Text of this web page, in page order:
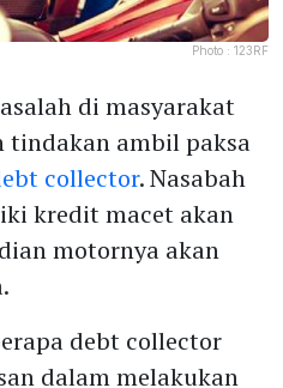
Photo : 123RF
di masyarakat
tindakan ambil paksa
collector. Nasabah
kredit macet akan
motornya akan
debt collector
dalam melakukan